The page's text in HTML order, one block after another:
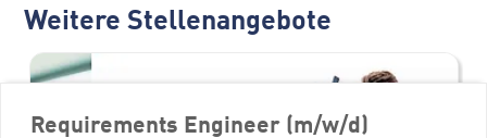
Requirements Engineer (m/w/d)
Weitere Stellenangebote